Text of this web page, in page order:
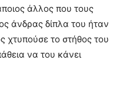
άλλος που τους
άνδρας δίπλα του ήταν
χτυπούσε το στήθος του
να του κάνει